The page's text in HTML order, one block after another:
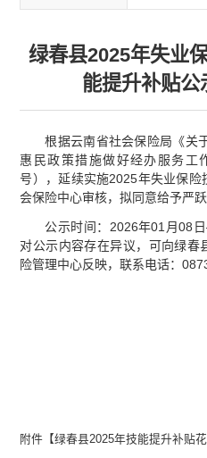
绿春县2025年失业
能提升补贴公
根据云南省社会保险局《关
惠民政策措施做好经办服务工
号），延续实施2025年失业保
会保险中心审核，拟同意给予严
公示时间：2026年01月08
对公示内容存在异议，可向绿春
险管理中心反映，联系电话：
附件【绿春县2025年技能提升补贴